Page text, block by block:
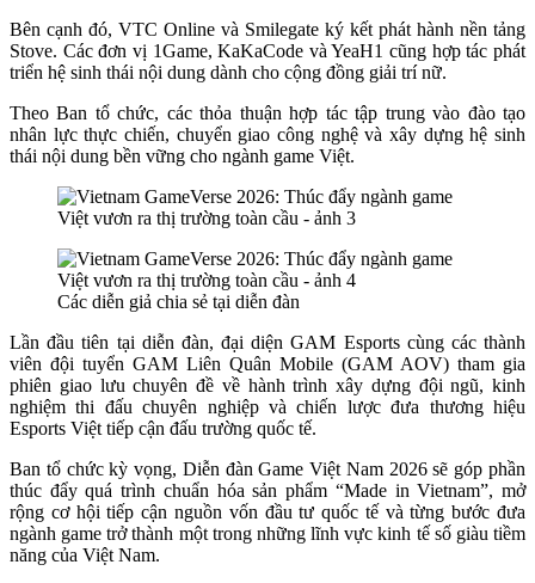
Bên cạnh đó, VTC Online và Smilegate ký kết phát hành nền tảng
Stove. Các đơn vị 1Game, KaKaCode và YeaH1 cũng hợp tác phát
triển hệ sinh thái nội dung dành cho cộng đồng giải trí nữ.
Theo Ban tổ chức, các thỏa thuận hợp tác tập trung vào đào tạo
nhân lực thực chiến, chuyển giao công nghệ và xây dựng hệ sinh
thái nội dung bền vững cho ngành game Việt.
Các diễn giả chia sẻ tại diễn đàn
Lần đầu tiên tại diễn đàn, đại diện GAM Esports cùng các thành
viên đội tuyển GAM Liên Quân Mobile (GAM AOV) tham gia
phiên giao lưu chuyên đề về hành trình xây dựng đội ngũ, kinh
nghiệm thi đấu chuyên nghiệp và chiến lược đưa thương hiệu
Esports Việt tiếp cận đấu trường quốc tế.
Ban tổ chức kỳ vọng, Diễn đàn Game Việt Nam 2026 sẽ góp phần
thúc đẩy quá trình chuẩn hóa sản phẩm “Made in Vietnam”, mở
rộng cơ hội tiếp cận nguồn vốn đầu tư quốc tế và từng bước đưa
ngành game trở thành một trong những lĩnh vực kinh tế số giàu tiềm
năng của Việt Nam.